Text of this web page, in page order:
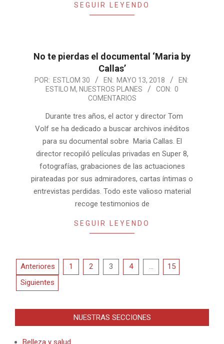
SEGUIR LEYENDO
No te pierdas el documental ‘Maria by
Callas’
2018-
POR: ESTLOM 30 EN: MAYO 13, 2018
EN:
ESTILO M, NUESTROS PLANES CON: 0
COMENTARIOS
Durante tres años, el actor y director Tom
Volf se ha dedicado a buscar archivos inéditos
para su documental sobre Maria Callas. El
director recopiló películas privadas en Super 8,
fotografías, grabaciones de las actuaciones
pirateadas por sus admiradores, cartas íntimas o
entrevistas perdidas. Todo este valioso material
recoge testimonios de
SEGUIR LEYENDO
Paginación
de
Anteriores 1 2 3 4 …
15
Siguientes
NUESTRAS SECCIONES
Belleza y salud